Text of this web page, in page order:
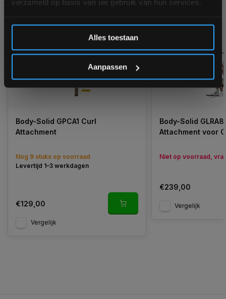
verzameld op basis van uw gebruik van hun services.
Alles toestaan
Aanpassen
Body-Solid GPCA1 Curl
Attachment
Nog 9 stuks op voorraad
Levertijd 1–3 werkdagen
€129,00
Vergelijk
Body-Solid
Attachment voor
Niet op voorraad,
€239,00
Vergelijk
Inschrijven
*Verzendkosten vallen buiten de korting